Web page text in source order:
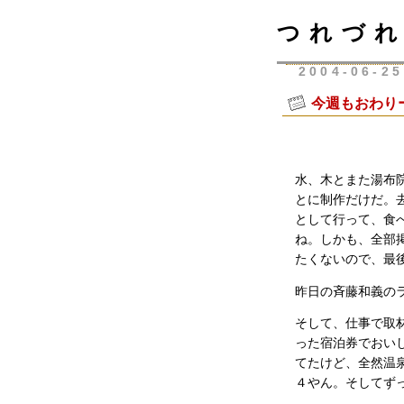
つれづ
2004-06-25
今週もおわり
水、木とまた湯布
とに制作だけだ。
として行って、食
ね。しかも、全部
たくないので、最
昨日の斉藤和義の
そして、仕事で取
った宿泊券でおい
てたけど、全然温
４やん。そしてず